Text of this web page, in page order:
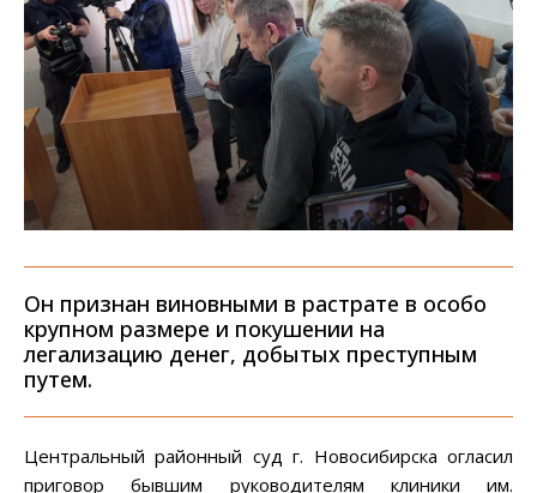
Он признан виновными в растрате в особо
крупном размере и покушении на
легализацию денег, добытых преступным
путем.
Центральный районный суд г. Новосибирска огласил
приговор бывшим руководителям клиники им.